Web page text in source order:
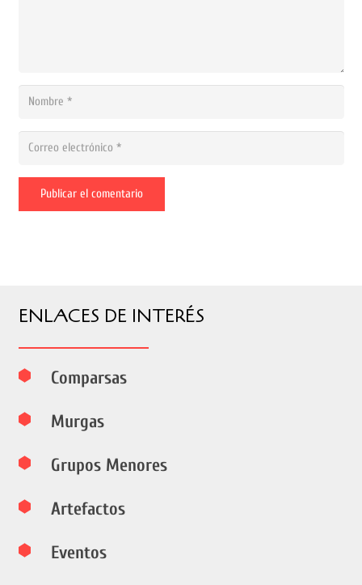
Publicar el comentario
ENLACES DE INTERÉS
Comparsas
Murgas
Grupos Menores
Artefactos
Eventos